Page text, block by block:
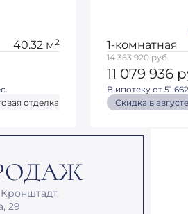
40.32 м2
отделка Кухня-гостиная
1-комнатная
14 353 920руб.
11 079 936
В ипотеку от 51
Скидка в августе
29